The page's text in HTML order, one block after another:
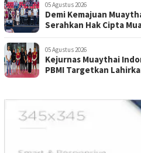
05 Agustus 2026
Demi Kemajuan
Serahkan Hak Cipta
05 Agustus 2026
Kejurnas Muaythai
PBMI Targetkan